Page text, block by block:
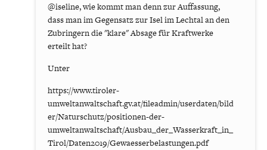
@iseline, wie kommt man denn zur Auffassung,
dass man im Gegensatz zur Isel im Lechtal an den
Zubringern die "klare" Absage für Kraftwerke
erteilt hat?
Unter
https://www.tiroler-
umweltanwaltschaft.gv.at/fileadmin/userdaten/bild
er/Naturschutz/positionen-der-
umweltanwaltschaft/Ausbau_der_Wasserkraft_in_
Tirol/Daten2019/Gewaesserbelastungen.pdf